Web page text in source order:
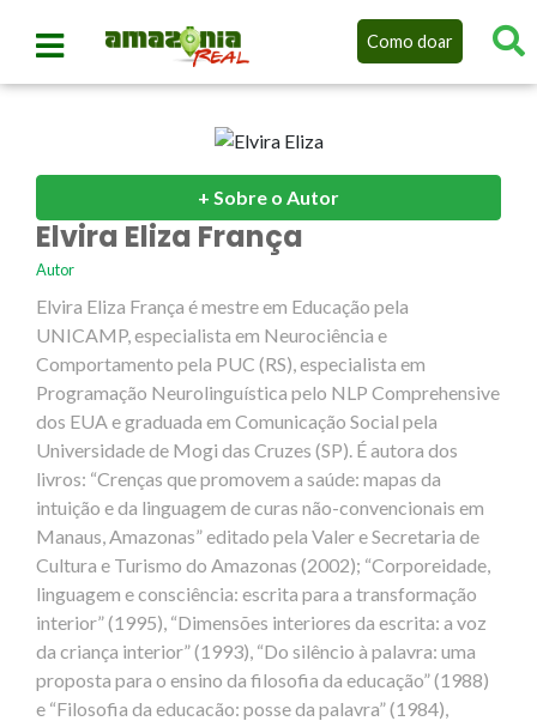
Como doar
+ Sobre o Autor
Elvira Eliza França
Autor
Elvira Eliza França é mestre em Educação pela
UNICAMP, especialista em Neurociência e
Comportamento pela PUC (RS), especialista em
Programação Neurolinguística pelo NLP Comprehensive
dos EUA e graduada em Comunicação Social pela
Universidade de Mogi das Cruzes (SP). É autora dos
livros: “Crenças que promovem a saúde: mapas da
intuição e da linguagem de curas não-convencionais em
Manaus, Amazonas” editado pela Valer e Secretaria de
Cultura e Turismo do Amazonas (2002); “Corporeidade,
linguagem e consciência: escrita para a transformação
interior” (1995), “Dimensões interiores da escrita: a voz
da criança interior” (1993), “Do silêncio à palavra: uma
proposta para o ensino da filosofia da educação” (1988)
e “Filosofia da educacão: posse da palavra” (1984),